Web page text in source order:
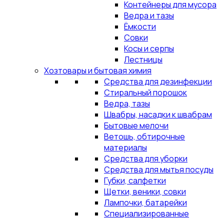
Контейнеры для мусора
Ведра и тазы
Ёмкости
Совки
Косы и серпы
Лестницы
Хозтовары и бытовая химия
Средства для дезинфекции
Стиральный порошок
Ведра, тазы
Швабры, насадки к швабрам
Бытовые мелочи
Ветошь, обтирочные
материалы
Средства для уборки
Средства для мытья посуды
Губки, салфетки
Щетки, веники, совки
Лампочки, батарейки
Специализированные